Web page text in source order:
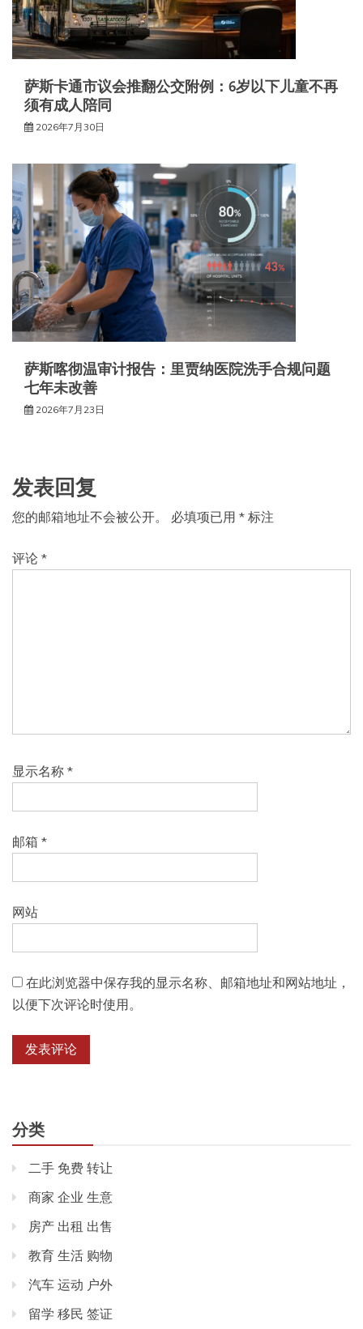
萨斯卡通市议会推翻公交附例：6岁以下儿童不再
须有成人陪同
2026年7月30日
萨斯喀彻温审计报告：里贾纳医院洗手合规问题
七年未改善
2026年7月23日
发表回复
您的邮箱地址不会被公开。 必填项已用 * 标注
评论 *
显示名称 *
邮箱 *
网站
在此浏览器中保存我的显示名称、邮箱地址和网站地址，
以便下次评论时使用。
分类
二手 免费 转让
商家 企业 生意
房产 出租 出售
教育 生活 购物
汽车 运动 户外
留学 移民 签证